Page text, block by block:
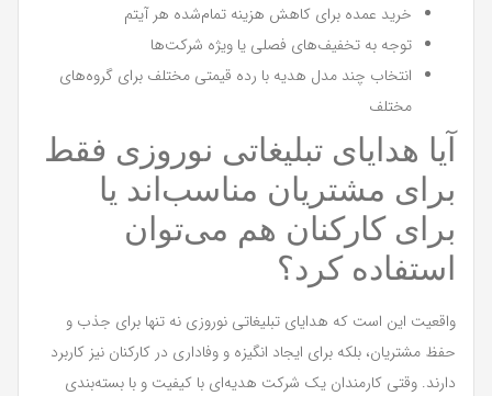
خرید عمده برای کاهش هزینه تمام‌شده هر آیتم
توجه به تخفیف‌های فصلی یا ویژه شرکت‌ها
انتخاب چند مدل هدیه با رده قیمتی مختلف برای گروه‌های
مختلف
آیا هدایای تبلیغاتی نوروزی فقط
برای مشتریان مناسب‌اند یا
برای کارکنان هم می‌توان
استفاده کرد؟
واقعیت این است که هدایای تبلیغاتی نوروزی نه تنها برای جذب و
حفظ مشتریان، بلکه برای ایجاد انگیزه و وفاداری در کارکنان نیز کاربرد
دارند. وقتی کارمندان یک شرکت هدیه‌ای با کیفیت و با بسته‌بندی